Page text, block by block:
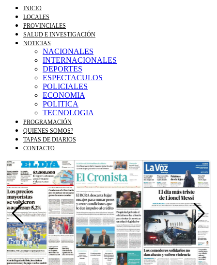
INICIO
LOCALES
PROVINCIALES
SALUD E INVESTIGACIÓN
NOTICIAS
NACIONALES
INTERNACIONALES
DEPORTES
ESPECTACULOS
POLICIALES
ECONOMIA
POLITICA
TECNOLOGIA
PROGRAMACIÓN
QUIENES SOMOS?
TAPAS DE DIARIOS
CONTACTO